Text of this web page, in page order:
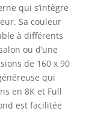
stress,
–
et en
où
Play:
qui s’intègre
Sa couleur
à différents
ou d’une
de 160 x 90
qui
en 8K et Full
est facilitée